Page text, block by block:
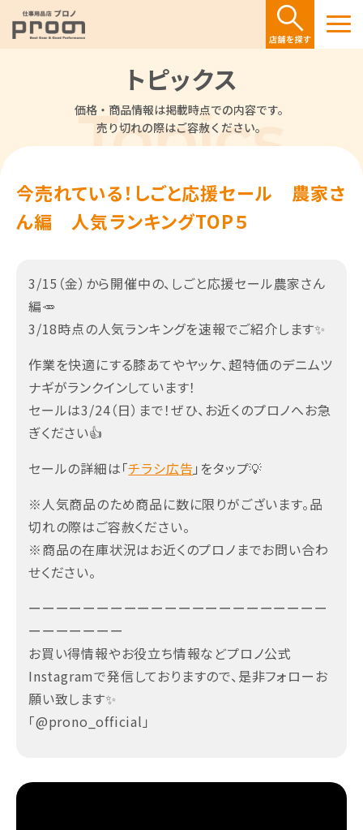
トピックス
価格・商品情報は掲載時点での内容です。
売り切れの際はご容赦ください。
今売れている！しごと応援セール 農家さ
ん編 人気ランキングTOP５
3/15（金）から開催中の、しごと応援セール農家さん
編🥕
3/18時点の人気ランキングを速報でご紹介します✨
作業を快適にする膝あてやヤッケ、超特価のデニムツ
ナギがランクインしています！
セールは3/24（日）まで！ぜひ、お近くのプロノへお急
ぎください👍
セールの詳細は「チラシ広告 」をタップ💡
※人気商品のため商品に数に限りがございます。品
切れの際はご容赦ください。
※商品の在庫状況はお近くのプロノまでお問い合わ
せください。
ーーーーーーーーーーーーーーーーーーーーーー
ーーーーーーー
お買い得情報やお役立ち情報などプロノ公式
Instagramで発信しておりますので、是非フォローお
願い致します✨
「@prono_official」